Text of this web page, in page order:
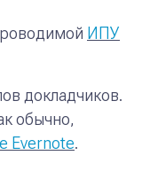
ИПУ
докладчиков.
обычно,
Evernote.